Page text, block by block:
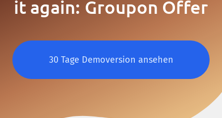
it again: Groupon Offer
30 Tage Demoversion ansehen